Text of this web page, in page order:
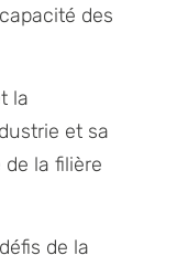
des
la
et sa
la filière
de la